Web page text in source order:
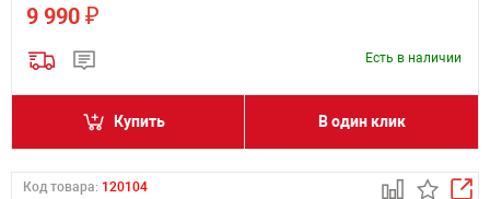
9 990 ₽
Есть в наличии
Купить В один клик
Код товара: 120104